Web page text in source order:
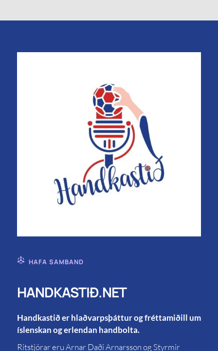
HAFA SAMBAND
HANDKASTIÐ.NET
Handkastið er hlaðvarpsþáttur og fréttamiðill um
íslenskan og erlendan handbolta.
Ritstjórar eru Arnar Daði Arnarsson og Styrmir